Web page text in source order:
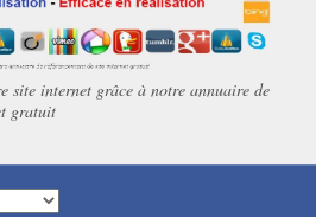
site internet grâce à notre annuaire de
gratuit